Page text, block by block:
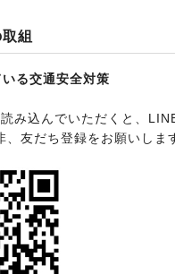
組
る交通安全対策
み込んでいただくと、
、友だち登録をお願いしま